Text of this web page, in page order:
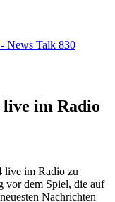
News Talk 830
im Radio
live im Radio zu
vor dem Spiel, die auf
Nachrichten